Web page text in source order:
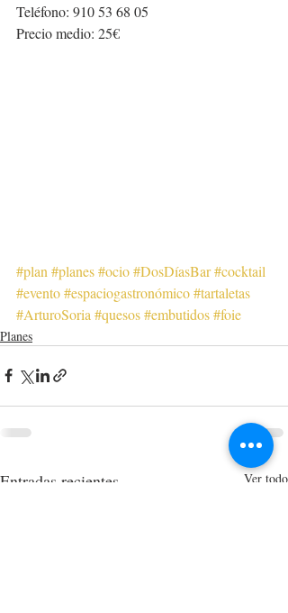
Teléfono: 910 53 68 05
Precio medio: 25€
#plan #planes#ocio#DosDíasBar#cocktail
#evento#espaciogastronómico#tartaletas
#ArturoSoria #quesos#embutidos#foie
Planes
Entradas recientes Ver todo